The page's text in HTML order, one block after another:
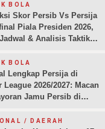
BOLA
Skor Persib Vs Persija
Piala Presiden 2026,
& Analisis Taktik
BOLA
Lengkap Persija di
League 2026/2027: Macan
Jamu Persib di
/ DAERAH